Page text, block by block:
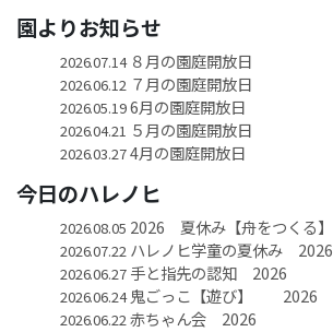
園よりお知らせ
2026.07.14８月の園庭開放日
2026.06.12７月の園庭開放日
2026.05.196月の園庭開放日
2026.04.21 ５月の園庭開放日
2026.03.274月の園庭開放日
今日のハレノヒ
2026.08.05 2026 夏休み【舟をつくる】
2026.07.22ハレノヒ学童の夏休み 2026
2026.06.27手と指先の認知 2026
2026.06.24鬼ごっこ【遊び】 2026
2026.06.22赤ちゃん会 2026